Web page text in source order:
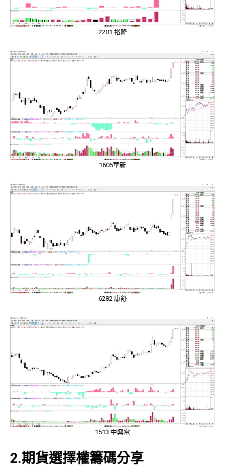
2201 裕隆
1605華新
6282 康舒
1513 中興電
2.期貨選擇權籌碼分享